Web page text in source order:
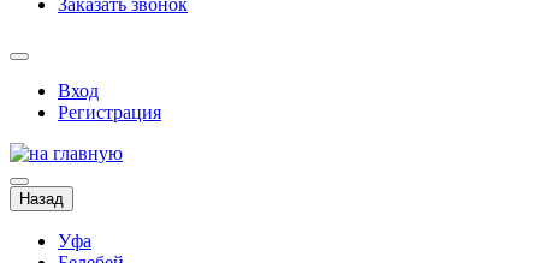
Заказать звонок
Вход
Регистрация
Назад
Уфа